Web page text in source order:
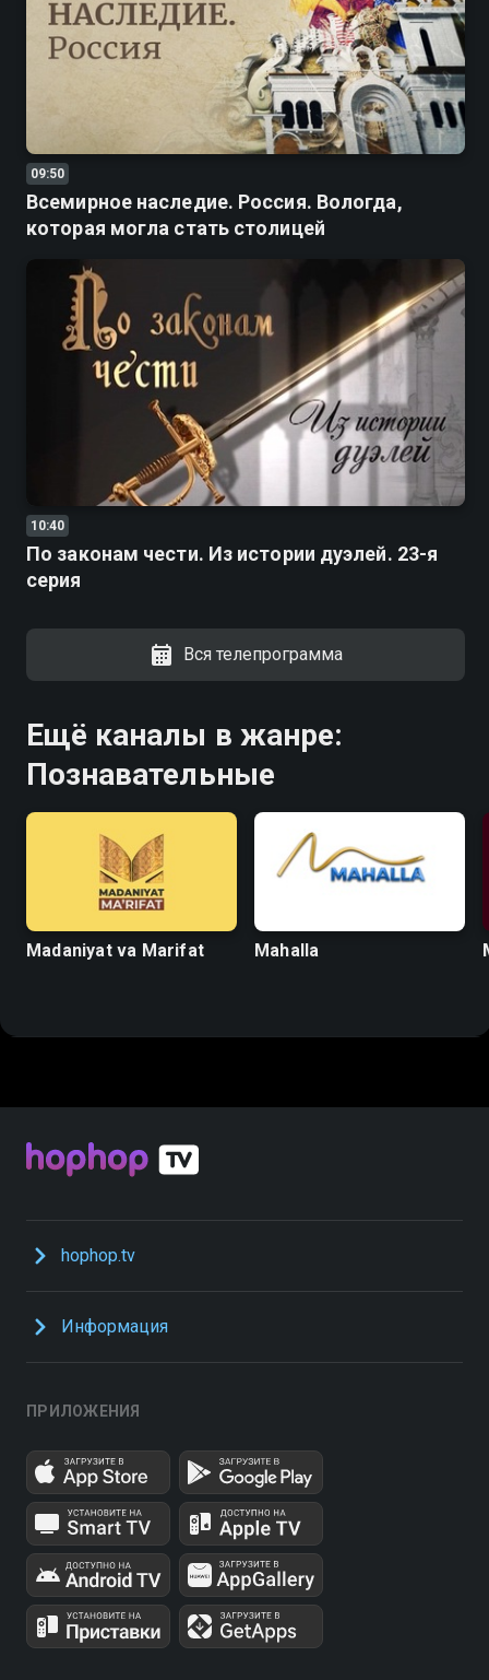
09:50
Всемирное наследие. Россия. Вологда,
которая могла стать столицей
10:40
По законам чести. Из истории дуэлей. 23-я
серия
Вся телепрограмма
Ещё каналы в жанре:
Познавательные
Madaniyat va Marifat Mahalla
hophop.tv
Информация
ПРИЛОЖЕНИЯ